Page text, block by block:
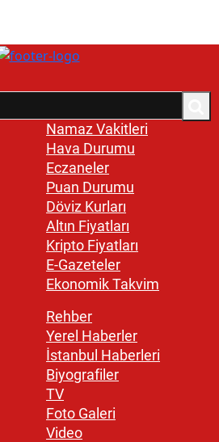
Namaz Vakitleri
Hava Durumu
Eczaneler
Puan Durumu
Döviz Kurları
Altın Fiyatları
Kripto Fiyatları
E-Gazeteler
Ekonomik Takvim
Rehber
Yerel Haberler
İstanbul Haberleri
Biyografiler
TV
Foto Galeri
Video